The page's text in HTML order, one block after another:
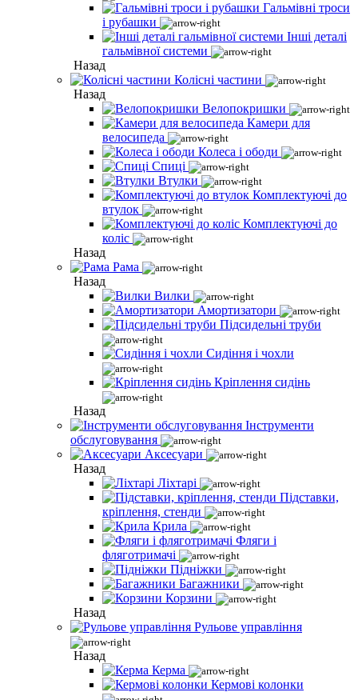
Гальмівні троси
і рубашки
Інші деталі
гальмівної системи
Назад
Колісні частини
Назад
Велопокришки
Камери для
велосипеда
Колеса і ободи
Спиці
Втулки
Комплектуючі до
втулок
Комплектуючі до
коліс
Назад
Рама
Назад
Вилки
Амортизатори
Підсидельні труби
Сидіння і чохли
Кріплення сидінь
Назад
Інструменти
обслуговування
Аксесуари
Назад
Ліхтарі
Підставки,
кріплення, стенди
Крила
Фляги і
фляготримачі
Підніжки
Багажники
Корзини
Назад
Рульове управління
Назад
Керма
Кермові колонки